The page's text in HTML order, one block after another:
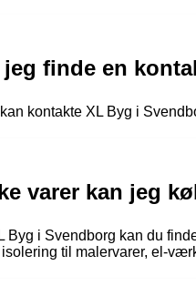
jeg finde en
kontakte XL Byg i
varer kan jeg
Byg i Svendborg kan du
til malervarer, el-